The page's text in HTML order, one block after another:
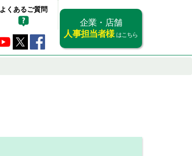
よくあるご質問
企業・店舗
人事担当者様 はこちら